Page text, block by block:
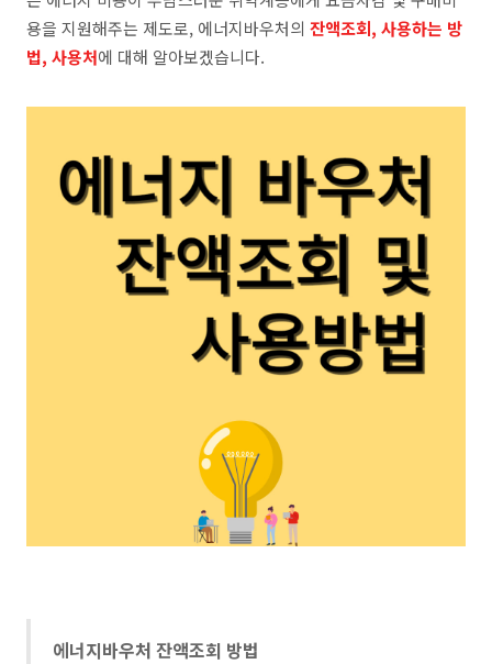
용을 지원해주는 제도로, 에너지바우처의 잔액조회, 사용하는 방
법, 사용처에 대해 알아보겠습니다.
에너지바우처 잔액조회 방법